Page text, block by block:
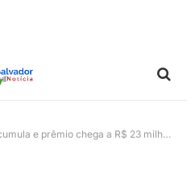
e prêmio chega a R$ 23 milhões